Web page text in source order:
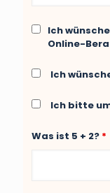
Ich
Online-
Ich
Ich bitte
Was ist 5 + 2? *